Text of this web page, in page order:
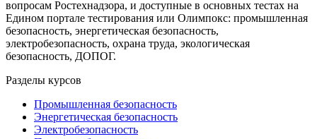
вопросам Ростехнадзора, и доступные в основных тестах на
Едином портале тестирования или Олимпокс: промышленная
безопасность, энергетическая безопасность,
электробезопасность, охрана труда, экологическая
безопасность, ДОПОГ.
Разделы курсов
Промышленная безопасность
Энергетическая безопасность
Электробезопасность